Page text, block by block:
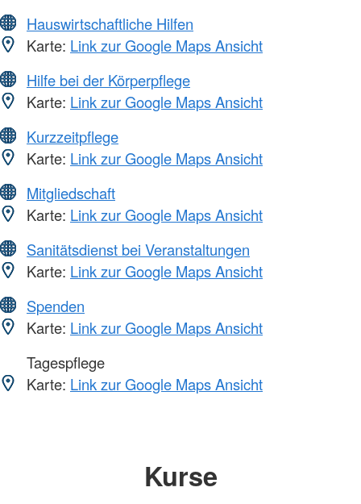
Hauswirtschaftliche Hilfen
Karte: Link zur Google Maps Ansicht
Hilfe bei der Körperpflege
Karte: Link zur Google Maps Ansicht
Kurzzeitpflege
Karte: Link zur Google Maps Ansicht
Mitgliedschaft
Karte: Link zur Google Maps Ansicht
Sanitätsdienst bei Veranstaltungen
Karte: Link zur Google Maps Ansicht
Spenden
Karte: Link zur Google Maps Ansicht
Tagespflege
Karte: Link zur Google Maps Ansicht
Kurse